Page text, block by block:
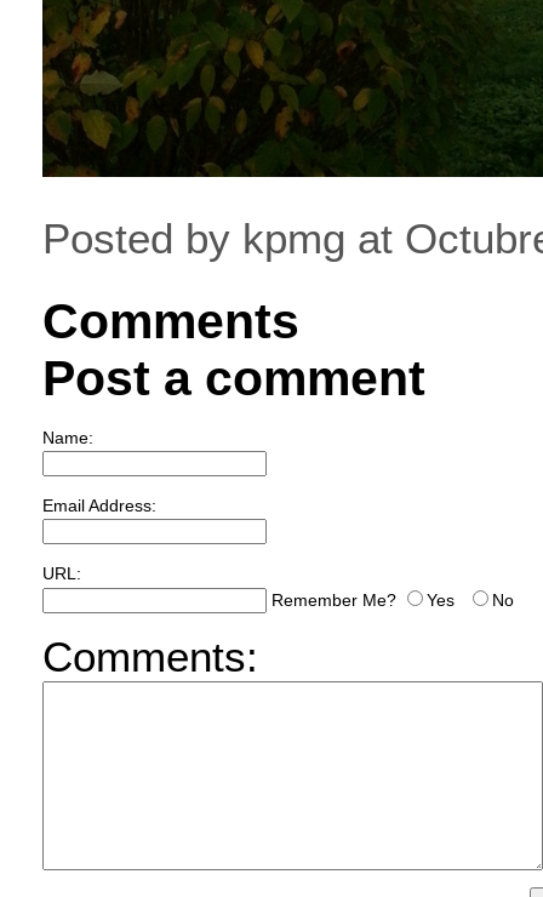
Posted by kpmg at
Comments
Post a comment
Name:
Email Address:
URL:
Remember Me?
Yes No
Comments: